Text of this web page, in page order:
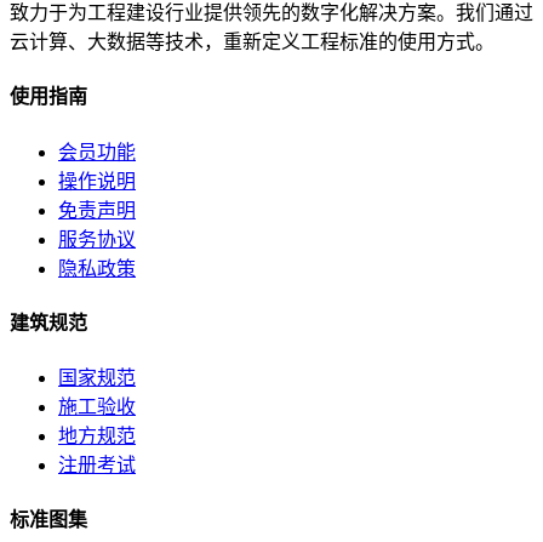
致力于为工程建设行业提供领先的数字化解决方案。我们通过
云计算、大数据等技术，重新定义工程标准的使用方式。
使用指南
会员功能
操作说明
免责声明
服务协议
隐私政策
建筑规范
国家规范
施工验收
地方规范
注册考试
标准图集